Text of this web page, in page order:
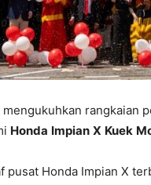
rangkaian
Honda Impian X Kuek
Honda Impian X